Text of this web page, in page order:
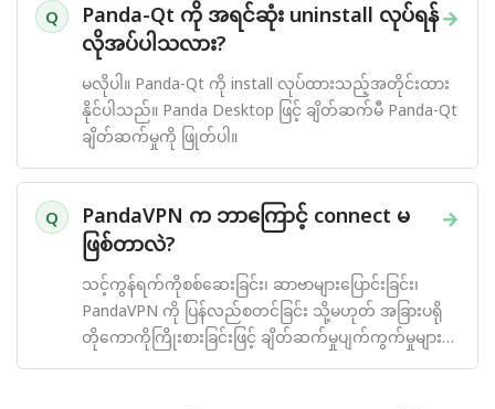
Q →
Panda-Qt ကို အရင်ဆုံး uninstall လုပ်ရန်
လိုအပ်ပါသလား?
မလိုပါ။ Panda-Qt ကို install လုပ်ထားသည့်အတိုင်းထား
နိုင်ပါသည်။ Panda Desktop ဖြင့် ချိတ်ဆက်မီ Panda-Qt
ချိတ်ဆက်မှုကို ဖြုတ်ပါ။
Q →
PandaVPN က ဘာကြောင့် connect မ
ဖြစ်တာလဲ?
သင့်ကွန်ရက်ကိုစစ်ဆေးခြင်း၊ ဆာဗာများပြောင်းခြင်း၊
PandaVPN ကို ပြန်လည်စတင်ခြင်း သို့မဟုတ် အခြားပရို
တိုကောကိုကြိုးစားခြင်းဖြင့် ချိတ်ဆက်မှုပျက်ကွက်မှုများကို
ဖြေရှင်းပါ။